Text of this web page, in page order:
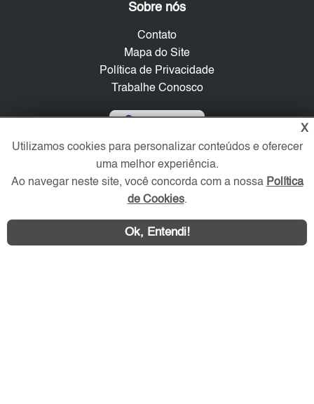
Sobre nós
Contato
Mapa do Site
Política de Privacidade
Trabalhe Conosco
Verificada por
Redes Sociais
X
Utilizamos cookies para personalizar conteúdos e oferecer
uma melhor experiência.
Ao navegar neste site, você concorda com a nossa Política
de Cookies.
Ok, Entendi!